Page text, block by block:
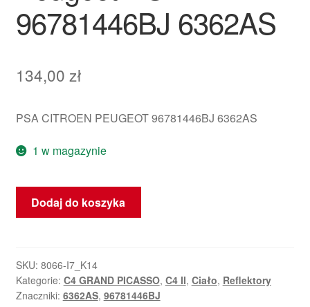
96781446BJ 6362AS
134,00 zł
PSA CITROEN PEUGEOT 96781446BJ 6362AS
1 w magazynie
ilość
Lampa
Samochodów
CitroËn
Peugeot
Dodaj do koszyka
SKU: 8066-I7_K14
Kategorie: C4 GRAND PICASSO, C4 II, Ciało, Reflektory
Znaczniki: 6362AS, 96781446BJ